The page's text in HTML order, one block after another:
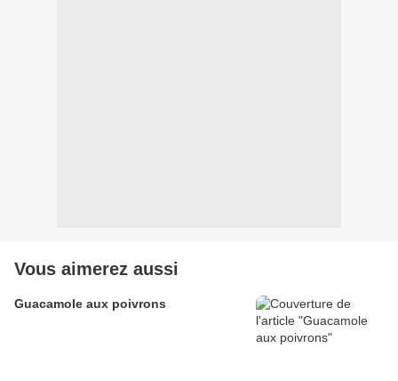
Vous aimerez aussi
Guacamole aux poivrons